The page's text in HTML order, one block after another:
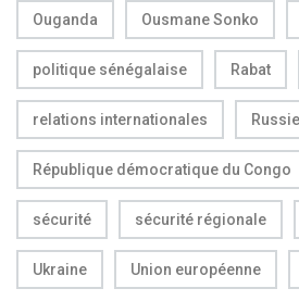
Ouganda Ousmane Sonko
politique sénégalaise Rabat
relations internationales Russie
République démocratique du Congo
sécurité sécurité régionale
Ukraine Union européenne